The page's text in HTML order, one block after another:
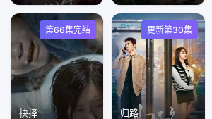
第66集完结
抉择
更新第30集
归路